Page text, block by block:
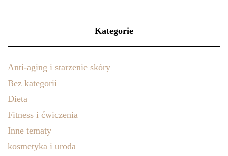
Kategorie
Anti-aging i starzenie skóry
Bez kategorii
Dieta
Fitness i ćwiczenia
Inne tematy
kosmetyka i uroda